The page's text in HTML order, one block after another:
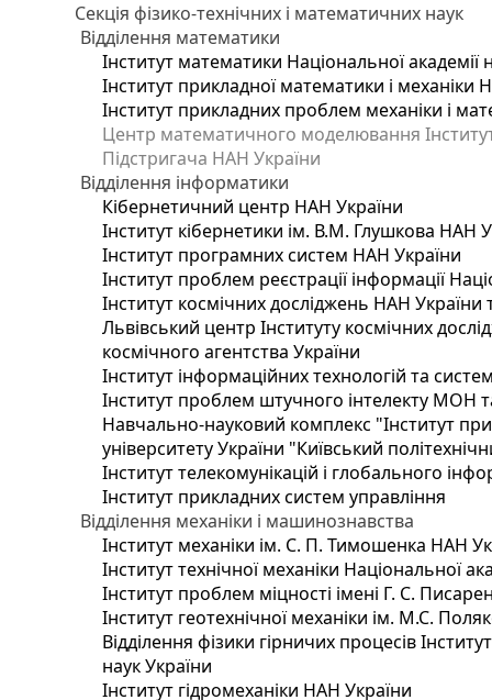
Секція фізико-технічних і математичних наук
Відділення математики
Інститут математики Національної академії
Інститут прикладної математики і механіки
Інститут прикладних проблем механіки і
Центр математичного моделювання
Підстригача НАН України
Відділення інформатики
Кібернетичний центр НАН України
Інститут кібернетики ім. В.М. Глушкова НАН
Інститут програмних систем НАН України
Інститут проблем реєстрації інформації
Інститут космічних досліджень НАН України
Львівський центр Інституту космічних
космічного агентства України
Інститут інформаційних технологій та
Інститут проблем штучного інтелекту МОН
Навчально-науковий комплекс "Інститут
університету України "Київський
Інститут телекомунікацій і глобального
Інститут прикладних систем управління
Відділення механіки і машинознавства
Інститут механіки ім. С. П. Тимошенка НАН
Інститут технічної механіки Національної
Інститут проблем міцності імені Г. С.
Інститут геотехнічної механіки ім. М.С.
Відділення фізики гірничих процесів
наук України
Інститут гідромеханіки НАН України